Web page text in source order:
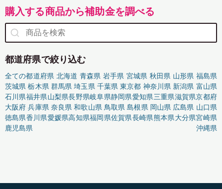
購入する商品から補助金を調べる
都道府県で絞り込む
全ての都道府県 北海道 青森県 岩手県 宮城県 秋田県 山形県 福島県
茨城県 栃木県 群馬県 埼玉県 千葉県 東京都 神奈川県 新潟県 富山県
石川県福井県山梨県長野県岐阜県静岡県愛知県三重県滋賀県京都府
大阪府 兵庫県 奈良県 和歌山県 鳥取県 島根県 岡山県 広島県 山口県
徳島県香川県愛媛県高知県福岡県佐賀県長崎県熊本県大分県宮崎県
鹿児島県
沖縄県